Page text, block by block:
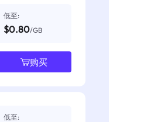
低至:
$0.80/GB
购买
低至: